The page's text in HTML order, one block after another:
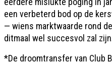
een verbeterd bod op de
— wiens marktwaarde rond
ditmaal wel succesvol zal
*De droomtransfer van Club